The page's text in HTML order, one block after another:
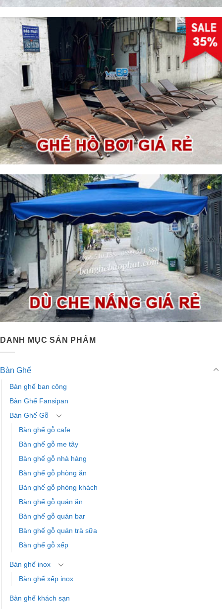
DANH MỤC SẢN PHẨM
Bàn Ghế
Bàn ghế ban công
Bàn Ghế Fansipan
Bàn Ghế Gỗ
Bàn ghế gỗ cafe
Bàn ghế gỗ me tây
Bàn ghế gỗ nhà hàng
Bàn ghế gỗ phòng ăn
Bàn ghế gỗ phòng khách
Bàn ghế gỗ quán ăn
Bàn ghế gỗ quán bar
Bàn ghế gỗ quán trà sữa
Bàn ghế gỗ xếp
Bàn ghế inox
Bàn ghế xếp inox
Bàn ghế khách sạn